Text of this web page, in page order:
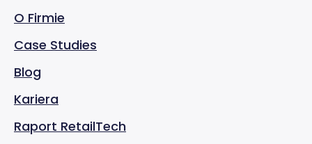
O Firmie
Case Studies
Blog
Kariera
Raport RetailTech